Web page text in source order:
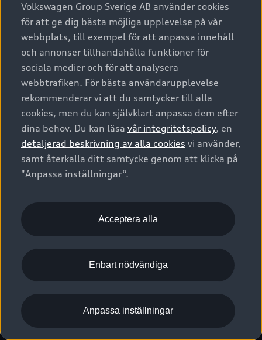
A6 modellerna
SUV
Avant
Audi Sport
Privatleasing
Nya bilar i lager
Begagnade bilar i lager
Audi approved :plus - så gott som nya
Finansiering
Audi exclusive
Provkörning
Service & tillbehör
Audi digital services
Originaltillbehör - köp online
Garantier
Försäkring
Digitala manualer för din Audi
Audi Collection – livsstilsartiklar
Vanliga frågor
2G/3G nätet stängs ned - Hur påverkas min bil av detta?
Tjänstebil
Tjänstebil
Business lease online
Företagsleasing
Om Audi Sverige
Kontakta oss
Audi Återförsäljare/-serviceverkstad
myAudi
Pressmeddelanden
Nyhetsbrev
Vårt hållbarhetsarbete
Lediga tjänster huvudkontor
Lediga tjänster hos Audi Återförsäljare
Kommentar till mediauppgifter om dataläcka
© 2026 AUDI SVERIGE. All Rights Reserved.
Utgivare Juridiskt
Juridiskt Audi AG
Juridiskt Audi Digital Giveaway
Anpassa inställningar för cookies
Visselblåsarkanaler
Volkswagen Group Sverige AB använder cookies
för att ge dig bästa möjliga upplevelse på vår
webbplats, till exempel för att anpassa innehåll
och annonser tillhandahålla funktioner för
sociala medier och för att analysera
webbtrafiken. För bästa användarupplevelse
rekommenderar vi att du samtycker till alla
cookies, men du kan självklart anpassa dem efter
dina behov. Du kan läsa vår integritetspolicy, en
detaljerad beskrivning av alla cookies vi använder,
samt återkalla ditt samtycke genom att klicka på
"Anpassa inställningar“.
Acceptera alla
Enbart nödvändiga
Anpassa inställningar